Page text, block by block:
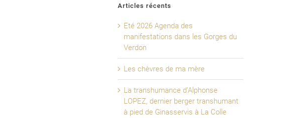
Articles récents
Eté 2026 Agenda des
manifestations dans les Gorges du
Verdon
Les chèvres de ma mère
La transhumance d’Alphonse
LOPEZ, dernier berger transhumant
à pied de Ginasservis à La Colle